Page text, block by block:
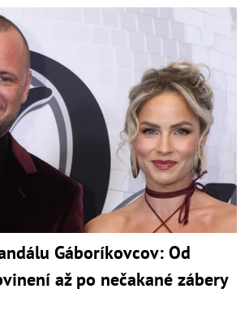
Gáboríkovcov: Od
až po nečakané zábery